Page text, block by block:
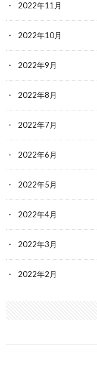
2022年11月
2022年10月
2022年9月
2022年8月
2022年7月
2022年6月
2022年5月
2022年4月
2022年3月
2022年2月